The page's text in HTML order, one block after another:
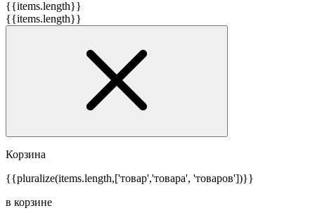
{{items.length}}
{{items.length}}
Корзина
{{pluralize(items.length,['товар','товара', 'товаров'])}}
в корзине